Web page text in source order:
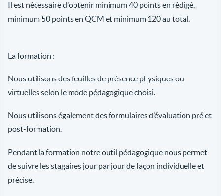
Il est nécessaire d'obtenir minimum 40 points en rédigé,
minimum 50 points en QCM et minimum 120 au total.
La formation :
Nous utilisons des feuilles de présence physiques ou
virtuelles selon le mode pédagogique choisi.
Nous utilisons également des formulaires d’évaluation pré et
post-formation.
Pendant la formation notre outil pédagogique nous permet
de suivre les stagaires jour par jour de façon individuelle et
précise.